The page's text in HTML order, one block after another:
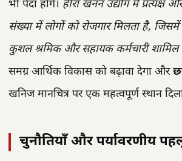
भी पैदा होंगे। हीरा खनन उद्योग में प्रत्यक्ष
संख्या में लोगों को रोजगार मिलता है, जिसमें
कुशल श्रमिक और सहायक कर्मचारी शामिल
समग्र आर्थिक विकास को बढ़ावा देगा और
खनिज मानचित्र पर एक महत्वपूर्ण स्थान
चुनौतियाँ और पर्यावरणीय